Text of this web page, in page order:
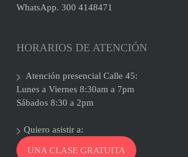
WhatsApp. 300 4148471
HORARIOS DE ATENCIÓN
Atención presencial Calle 45:
Lunes a Viernes 8:30am a 7pm
Sábados 8:30 a 2pm
Quiero asistir a:
UNA CLASE GRATUITA